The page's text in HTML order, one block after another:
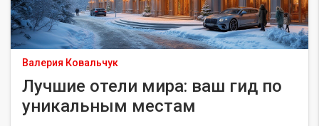
Валерия Ковальчук
Лучшие отели мира: ваш гид по
уникальным местам